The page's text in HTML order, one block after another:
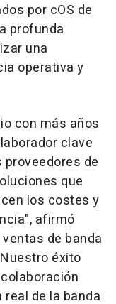
por cOS de
profunda
una
operativa y
con más años
clave
de
que
los costes y
afirmó
de banda
Nuestro éxito
de la banda